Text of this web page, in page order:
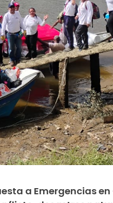
a Emergencias